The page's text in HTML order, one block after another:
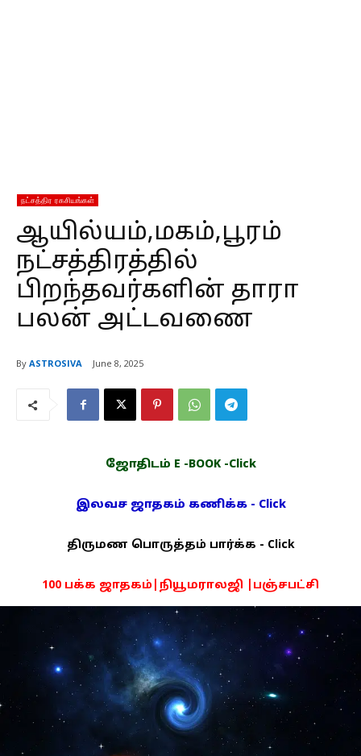
நட்சத்திர ரகசியங்கள்
ஆயில்யம்,மகம்,பூரம்
நட்சத்திரத்தில்
பிறந்தவர்களின் தாரா
பலன் அட்டவணை
By ASTROSIVA June 8, 2025
ஜோதிடம் E -BOOK -Click
இலவச ஜாதகம் கணிக்க - Click
திருமண பொருத்தம் பார்க்க - Click
100 பக்க ஜாதகம்|நியூமராலஜி |பஞ்சபட்சி
PDF -72மட்டும் -Click